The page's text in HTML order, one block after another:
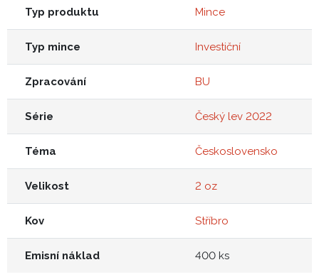
Typ produktu Mince
Typ mince Investiční
Zpracování BU
Série Český lev 2022
Téma Československo
Velikost 2 oz
Kov Stříbro
Emisní náklad 400 ks